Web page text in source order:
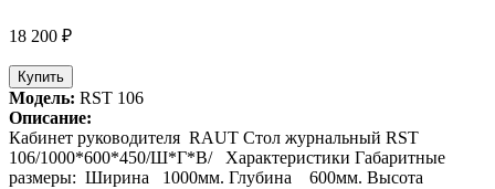
18 200 ₽
Купить
Модель: RST 106
Описание:
Кабинет руководителя RAUT Стол журнальный RST
106/1000*600*450/Ш*Г*В/ Характеристики Габаритные
размеры: Ширина 1000мм. Глубина 600мм. Высота